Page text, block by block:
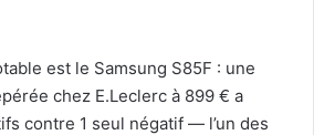
est le Samsung S85F : une
chez E.Leclerc à 899 € a
contre 1 seul négatif — l’un des